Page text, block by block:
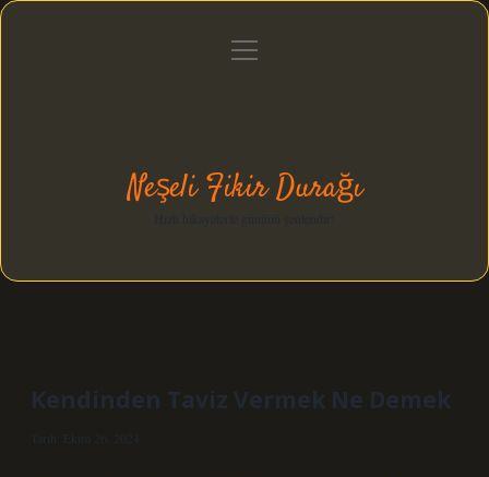
Gizlilik Politikası
menüyü
Neşeli Fikir Durağı
Kendinden Taviz Vermek Ne Demek
Tarih: Ekim 26, 2024